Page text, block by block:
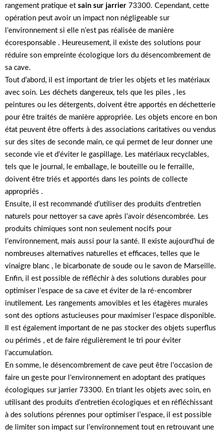
rangement pratique et sain sur jarrier 73300. Cependant, cette
opération peut avoir un impact non négligeable sur
l’environnement si elle n’est pas réalisée de manière
écoresponsable . Heureusement, il existe des solutions pour
réduire son empreinte écologique lors du désencombrement de
sa cave.
Tout d’abord, il est important de trier les objets et les matériaux
avec soin. Les déchets dangereux, tels que les piles , les
peintures ou les détergents, doivent être apportés en déchetterie
pour être traités de manière appropriée. Les objets encore en bon
état peuvent être offerts à des associations caritatives ou vendus
sur des sites de seconde main, ce qui permet de leur donner une
seconde vie et d’éviter le gaspillage. Les matériaux recyclables,
tels que le journal, le emballage, le bouteille ou le ferraille,
doivent être triés et apportés dans les points de collecte
appropriés .
Ensuite, il est recommandé d’utiliser des produits d’entretien
naturels pour nettoyer sa cave après l’avoir désencombrée. Les
produits chimiques sont non seulement nocifs pour
l’environnement, mais aussi pour la santé. Il existe aujourd’hui de
nombreuses alternatives naturelles et efficaces, telles que le
vinaigre blanc , le bicarbonate de soude ou le savon de Marseille.
Enfin, il est possible de réfléchir à des solutions durables pour
optimiser l’espace de sa cave et éviter de la ré-encombrer
inutilement. Les rangements amovibles et les étagères murales
sont des options astucieuses pour maximiser l’espace disponible.
Il est également important de ne pas stocker des objets superflus
ou périmés , et de faire régulièrement le tri pour éviter
l’accumulation.
En somme, le désencombrement de cave peut être l’occasion de
faire un geste pour l’environnement en adoptant des pratiques
écologiques sur jarrier 73300. En triant les objets avec soin, en
utilisant des produits d’entretien écologiques et en réfléchissant
à des solutions pérennes pour optimiser l’espace, il est possible
de limiter son impact sur l’environnement tout en retrouvant une